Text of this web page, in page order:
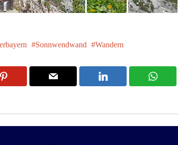
Sonnwendwand Wandern